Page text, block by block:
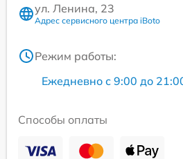
ул. Ленина, 23
Адрес сервисного центра iBoto
Режим работы:
Ежедневно с 9:00 до
Способы оплаты